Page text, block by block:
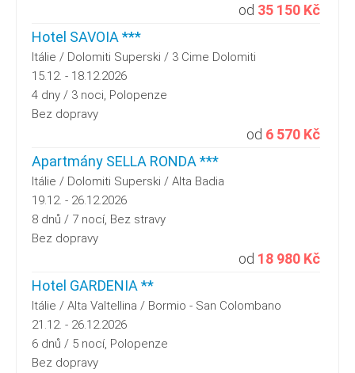
od 35 150 Kč
Hotel SAVOIA ***
Itálie / Dolomiti Superski / 3 Cime Dolomiti
15.12. - 18.12.2026
4 dny / 3 noci, Polopenze
Bez dopravy
od 6 570 Kč
Apartmány SELLA RONDA ***
Itálie / Dolomiti Superski / Alta Badia
19.12. - 26.12.2026
8 dnů / 7 nocí, Bez stravy
Bez dopravy
od 18 980 Kč
Hotel GARDENIA **
Itálie / Alta Valtellina / Bormio - San Colombano
21.12. - 26.12.2026
6 dnů / 5 nocí, Polopenze
Bez dopravy